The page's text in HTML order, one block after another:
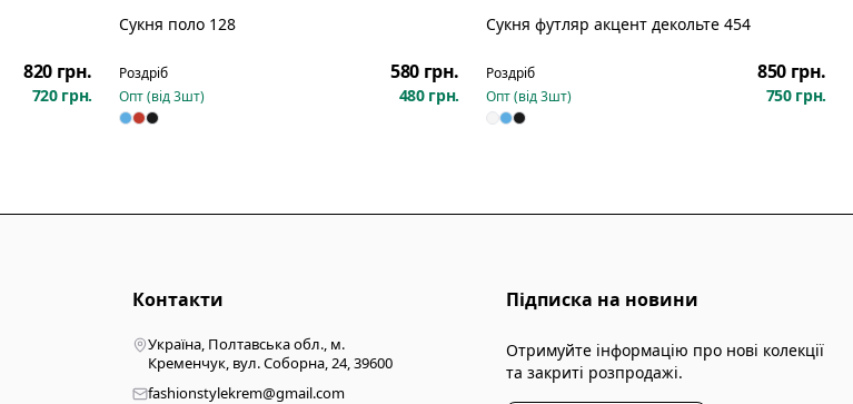
820 грн.
720 грн.
Сукня поло 128
Роздріб 580 грн.
Опт (від3шт) 480 грн.
Новинка
Сукня футляр акцент декольте 454
Роздріб 850 грн.
Опт (від3шт) 750 грн.
Контакти
Україна, Полтавська обл., м.
Кременчук, вул. Соборна, 24, 39600
fashionstylekrem@gmail.com
Підписка на новини
Отримуйте інформацію про нові колекції
та закриті розпродажі.